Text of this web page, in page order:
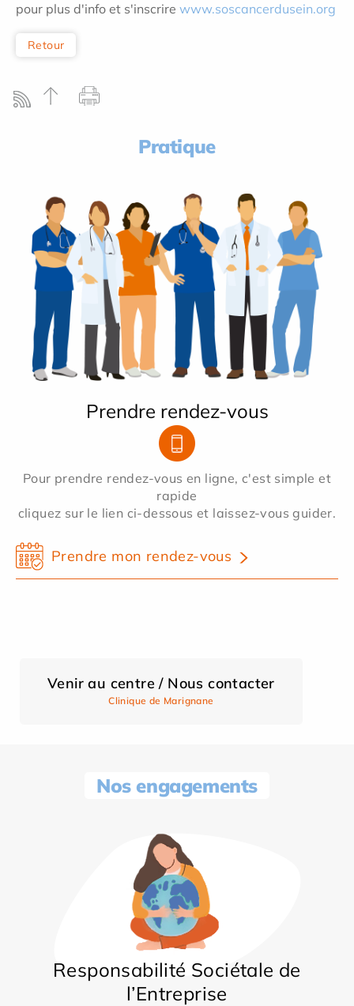
pour plus d'info et s'inscrire www.soscancerdusein.org
Retour
Pratique
Prendre rendez-vous
Pour prendre rendez-vous en ligne, c'est simple et
rapide
cliquez sur le lien ci-dessous et laissez-vous guider.
Prendre mon rendez-vous
Venir au centre / Nous contacter
Clinique de Marignane
Nos engagements
Responsabilité Sociétale de
l’Entreprise